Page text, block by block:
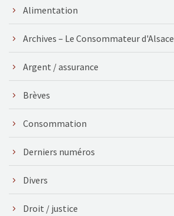
Alimentation
Archives – Le Consommateur d'Alsace
Argent / assurance
Brèves
Consommation
Derniers numéros
Divers
Droit / justice